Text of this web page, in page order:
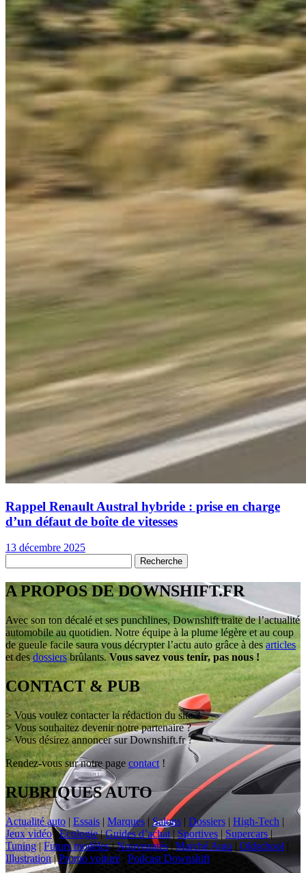
Rappel Renault Austral hybride : prise en charge
d’un défaut de boîte de vitesses
13 décembre 2025
A PROPOS DE DOWNSHIFT.FR
Avec son ton décalé et ses punchlines, Downshift traite de l’actualité
automobile au quotidien. Notre équipe à la plume légère et au coup
de gueule facile saura vous décrypter l’actu auto grâce à des articles
et des dossiers brûlants. Vous savez vous tenir, pas nous !
CONTACT & PUB
> Vous voulez contacter la rédaction du site ?
> Vous souhaitez devenir notre partenaire ?
> Vous désirez annoncer sur Downshift.fr ?
Rendez-vous sur notre page contact !
RUBRIQUES AUTO
Actualité auto | Essais | Marques |Salons | Dossiers | High-Tech |
Jeux vidéo|Ecologie|Guides d’achat | Sportives | Supercars |
Tuning|Futurs modèles|Nouveautés|Marché Auto | Oldschool |
Illustration|Promo voiture Podcast Downshift